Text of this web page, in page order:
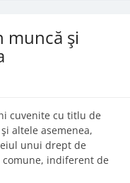
muncă şi
cuvenite cu titlu de
altele asemenea,
unui drept de
indiferent de